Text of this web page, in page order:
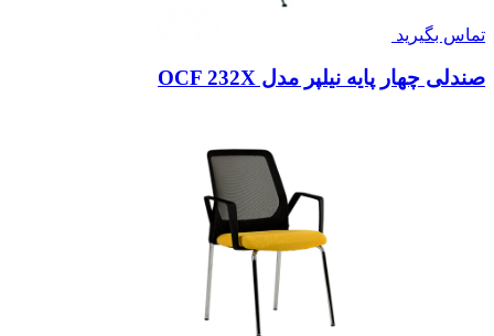
تماس بگیرید
صندلی چهار پایه نیلپر مدل OCF 232X